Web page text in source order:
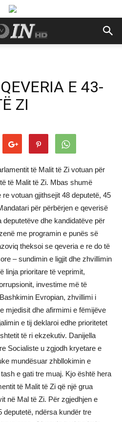
E 43-
ZI
të Malit të Zi votuan për
të Malit të Zi. Mbas shumë
votuan gjithsejit 48 deputetë, 45
për përbërjen e qeverisë
dhe kandidatëve për
me programin e punës së
theksoi se qeveria e re do të
– sundimin e ligjit dhe zhvillimin
linja prioritare të veprimit,
investime më të
Evropian, zhvillimi i
mjedisit dhe afirmimi e fëmijëve
e tij deklaroi edhe prioritetet
të ri ekzekutiv. Danijella
Socialiste u zgjodh kryetare e
mundësuar zhbllokimin e
e gati tre muaj. Kjo është hera
të Malit të Zi që një grua
në Mal të Zi. Për zgjedhjen e
deputetë, ndërsa kundër tre